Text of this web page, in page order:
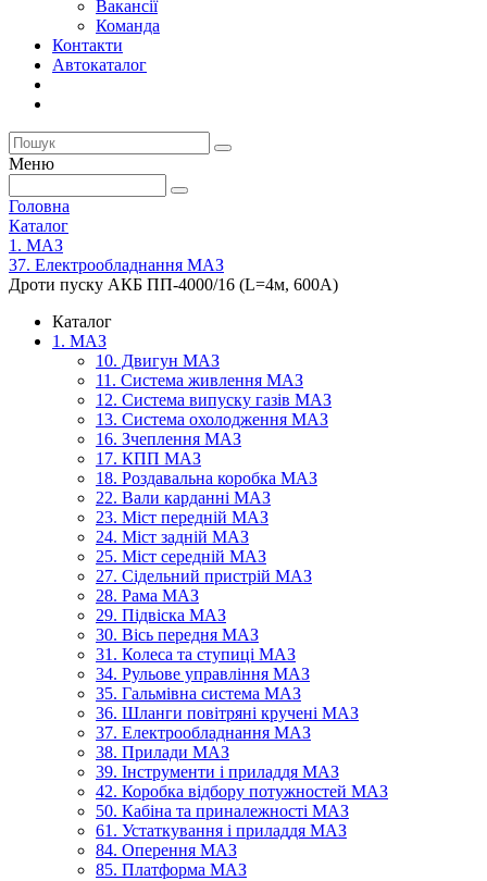
Вакансії
Команда
Контакти
Автокаталог
Меню
Головна
Каталог
1. МАЗ
37. Електрообладнання МАЗ
Дроти пуску АКБ ПП-4000/16 (L=4м, 600А)
Каталог
1. МАЗ
10. Двигун МАЗ
11. Система живлення МАЗ
12. Система випуску газів МАЗ
13. Система охолодження МАЗ
16. Зчеплення МАЗ
17. КПП МАЗ
18. Роздавальна коробка МАЗ
22. Вали карданні МАЗ
23. Міст передній МАЗ
24. Міст задній МАЗ
25. Міст середній МАЗ
27. Сідельний пристрій МАЗ
28. Рама МАЗ
29. Підвіска МАЗ
30. Вісь передня МАЗ
31. Колеса та ступиці МАЗ
34. Рульове управління МАЗ
35. Гальмівна система МАЗ
36. Шланги повітряні кручені МАЗ
37. Електрообладнання МАЗ
38. Прилади МАЗ
39. Інструменти і приладдя МАЗ
42. Коробка відбору потужностей МАЗ
50. Кабіна та приналежності МАЗ
61. Устаткування і приладдя МАЗ
84. Оперення МАЗ
85. Платформа МАЗ